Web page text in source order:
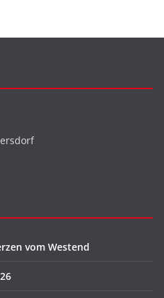
vom Westend